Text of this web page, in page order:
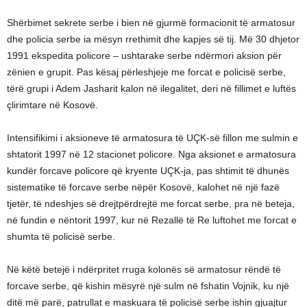
Shërbimet sekrete serbe i bien në gjurmë formacionit të armatosur
dhe policia serbe ia mësyn rrethimit dhe kapjes së tij. Më 30 dhjetor
1991 ekspedita policore – ushtarake serbe ndërmori aksion për
zënien e grupit. Pas kësaj përleshjeje me forcat e policisë serbe,
tërë grupi i Adem Jasharit kalon në ilegalitet, deri në fillimet e luftës
çlirimtare në Kosovë.
Intensifikimi i aksioneve të armatosura të UÇK-së fillon me sulmin e
shtatorit 1997 në 12 stacionet policore. Nga aksionet e armatosura
kundër forcave policore që kryente UÇK-ja, pas shtimit të dhunës
sistematike të forcave serbe nëpër Kosovë, kalohet në një fazë
tjetër, të ndeshjes së drejtpërdrejtë me forcat serbe, pra në beteja,
në fundin e nëntorit 1997, kur në Rezallë të Re luftohet me forcat e
shumta të policisë serbe.
Në këtë betejë i ndërpritet rruga kolonës së armatosur rëndë të
forcave serbe, që kishin mësyrë një sulm në fshatin Vojnik, ku një
ditë më parë, patrullat e maskuara të policisë serbe ishin gjuajtur